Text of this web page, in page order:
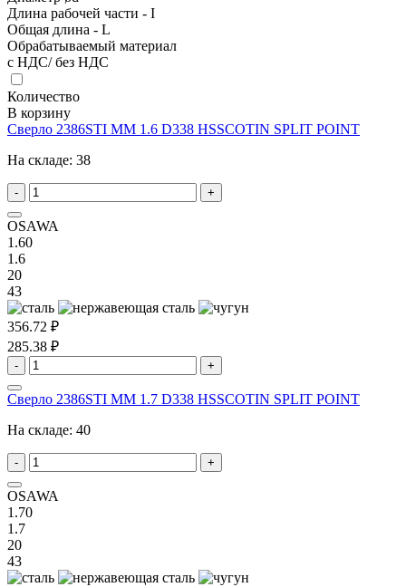
Длина рабочей части - I
Общая длина - L
Обрабатываемый материал
с НДС/ без НДС
Количество
В корзину
Сверло 2386STI MM 1.6 D338 HSSCOTIN SPLIT POINT
На складе: 38
- +
OSAWA
1.60
1.6
20
43
356.72 ₽
285.38 ₽
- +
Сверло 2386STI MM 1.7 D338 HSSCOTIN SPLIT POINT
На складе: 40
- +
OSAWA
1.70
1.7
20
43